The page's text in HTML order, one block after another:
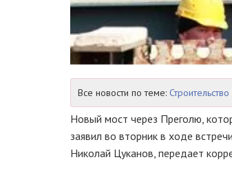
Все новости по теме:
Новый мост через Преголю,
заявил во вторник в ходе
Николай Цуканов, передает